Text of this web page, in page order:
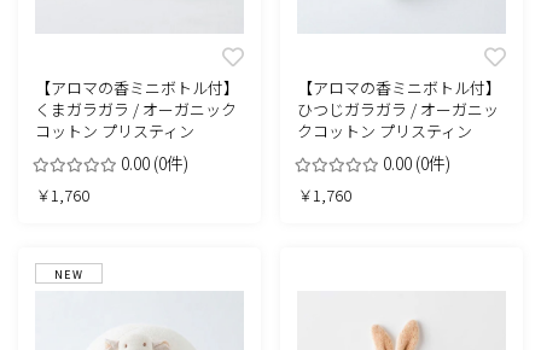
【アロマの香ミニボトル付】
くまガラガラ / オーガニック
コットン プリスティン
0.00 (0件)
￥1,760
【アロマの香ミニボトル付】
ひつじガラガラ / オーガニッ
クコットン プリスティン
0.00 (0件)
￥1,760
NEW